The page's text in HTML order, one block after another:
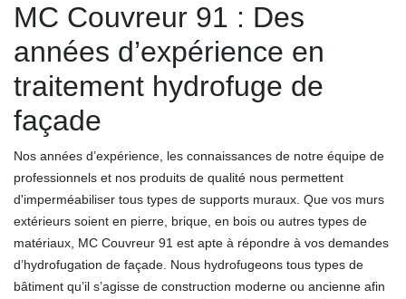
MC Couvreur 91 : Des
années d’expérience en
traitement hydrofuge de
façade
Nos années d’expérience, les connaissances de notre équipe de
professionnels et nos produits de qualité nous permettent
d'imperméabiliser tous types de supports muraux. Que vos murs
extérieurs soient en pierre, brique, en bois ou autres types de
matériaux, MC Couvreur 91 est apte à répondre à vos demandes
d’hydrofugation de façade. Nous hydrofugeons tous types de
bâtiment qu’il s’agisse de construction moderne ou ancienne afin